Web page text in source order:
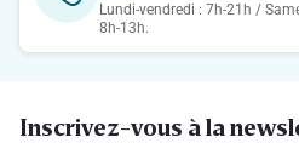
Lundi-vendredi : 7h-21h /
8h-13h.
Inscrivez-vous à la